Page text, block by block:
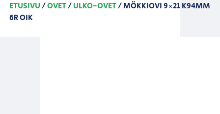
ETUSIVU/OVET/ULKO-OVET/ MÖKKIOVI 9×21 K94MM
6R OIK